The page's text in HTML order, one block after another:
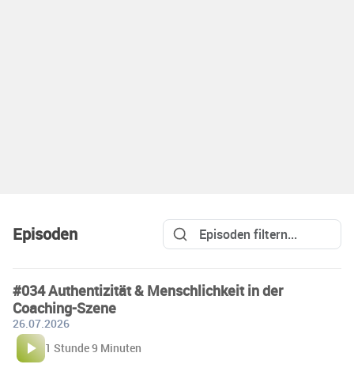
Episoden
#034 Authentizität & Menschlichkeit in der
Coaching-Szene
26.07.2026
1 Stunde 9 Minuten